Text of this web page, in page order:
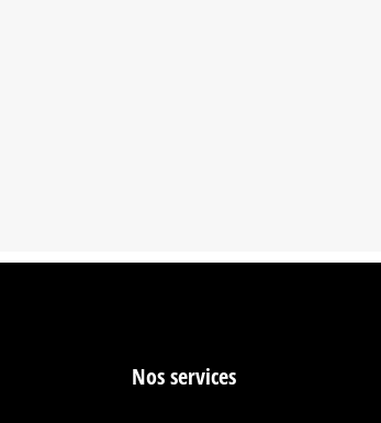
Nos services